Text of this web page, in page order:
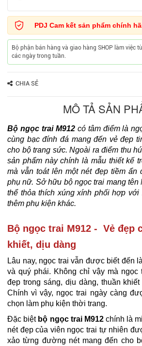
PDJ Cam kết sản phẩm chính
Bộ phận bán hàng và giao hàng SHOP làm việc
các ngày trong tuần.
CHIA SẺ
MÔ TẢ SẢN
Bộ ngọc trai M912 có tâm điểm là
cùng bạc đính đá mang đến vẻ đẹp
cho bộ trang sức. Ngoài ra điểm thu
sản phẩm này chính là mẫu thiết kế
mà vẫn toát lên một nét đẹp tiềm ẩn
phụ nữ. Sở hữu bộ ngọc trai mang tên
thể thỏa thích xúng xính phối hợp
thêm phụ kiện khác.
Bộ ngọc trai M912 - Vẻ đẹp
khiết, dịu dàng
Lâu nay, ngọc trai vẫn được biết đến
và quý phái. Không chỉ vậy mà ngọc
đẹp trong sáng, dịu dàng, thuần
Chính vì vậy, ngọc trai ngày càng
chọn làm phụ kiện thời trang.
Đặc biệt bộ ngọc trai M912chính là
nét đẹp của viên ngọc trai tự nhiên
xảo từng đường nét mang đến cho